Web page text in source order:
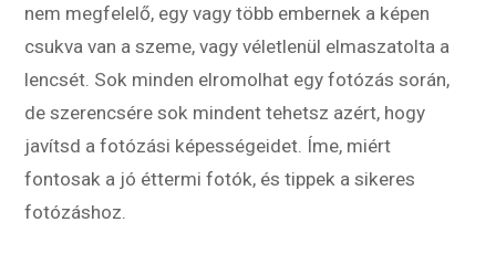
nem megfelelő, egy vagy több embernek a képen
csukva van a szeme, vagy véletlenül elmaszatolta a
lencsét. Sok minden elromolhat egy fotózás során,
de szerencsére sok mindent tehetsz azért, hogy
javítsd a fotózási képességeidet. Íme, miért
fontosak a jó éttermi fotók, és tippek a sikeres
fotózáshoz.